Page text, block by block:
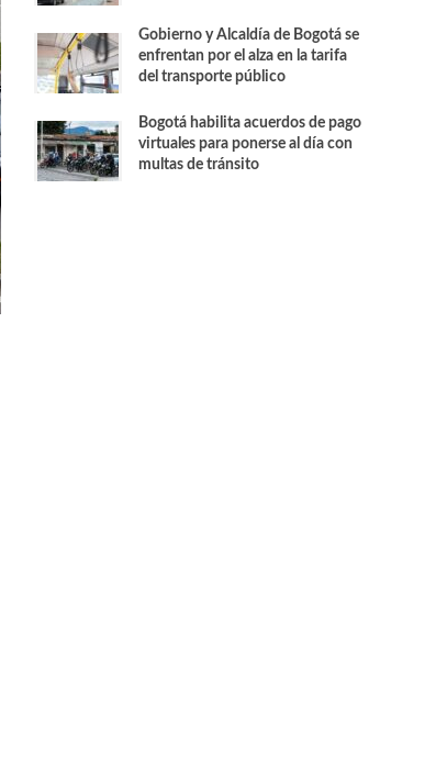
Gobierno y Alcaldía de Bogotá se
enfrentan por el alza en la tarifa
del transporte público
Bogotá habilita acuerdos de pago
virtuales para ponerse al día con
multas de tránsito